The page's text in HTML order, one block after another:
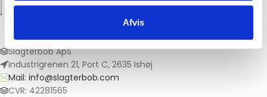
Afvis
Slagterbob ApS
Industrigrenen 21, Port C, 2635 Ishøj
Mail: info@slagterbob.com
CVR: 42281565